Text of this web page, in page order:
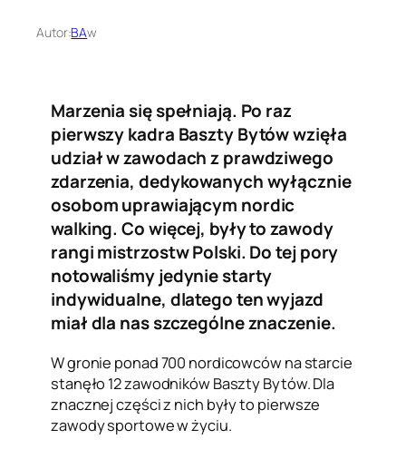
Autor:BAw
Marzenia się spełniają. Po raz
pierwszy kadra Baszty Bytów wzięła
udział w zawodach z prawdziwego
zdarzenia, dedykowanych wyłącznie
osobom uprawiającym nordic
walking. Co więcej, były to zawody
rangi mistrzostw Polski. Do tej pory
notowaliśmy jedynie starty
indywidualne, dlatego ten wyjazd
miał dla nas szczególne znaczenie.
W gronie ponad 700 nordicowców na starcie
stanęło 12 zawodników Baszty Bytów. Dla
znacznej części z nich były to pierwsze
zawody sportowe w życiu.